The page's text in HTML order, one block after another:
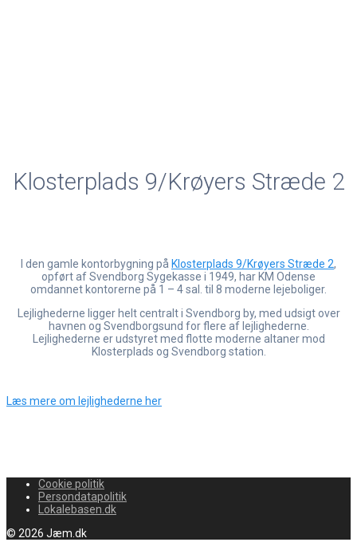
Klosterplads 9/Krøyers Stræde 2
I den gamle kontorbygning på Klosterplads 9/Krøyers Stræde 2,
opført af Svendborg Sygekasse i 1949, har KM Odense
omdannet kontorerne på 1 – 4 sal. til 8 moderne lejeboliger.
Lejlighederne ligger helt centralt i Svendborg by, med udsigt over
havnen og Svendborgsund for flere af lejlighederne.
Lejlighederne er udstyret med flotte moderne altaner mod
Klosterplads og Svendborg station.
Læs mere om lejlighederne her
Cookie politik
Persondatapolitik
Lokalebasen.dk
© 2026 Jæm.dk